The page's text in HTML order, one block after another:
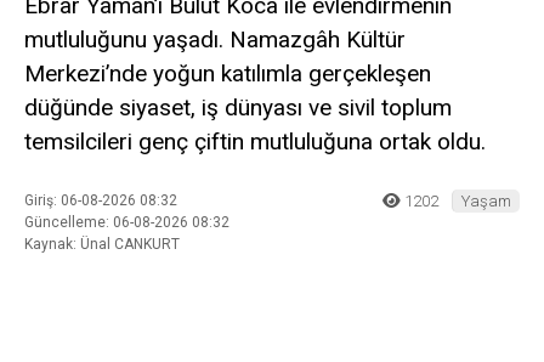
Ebrar Yaman’ı Bulut Koca ile evlendirmenin
mutluluğunu yaşadı. Namazgâh Kültür
Merkezi’nde yoğun katılımla gerçekleşen
düğünde siyaset, iş dünyası ve sivil toplum
temsilcileri genç çiftin mutluluğuna ortak oldu.
Giriş: 06-08-2026 08:32
Güncelleme: 06-08-2026 08:32
Kaynak: Ünal CANKURT
1202 Yaşam